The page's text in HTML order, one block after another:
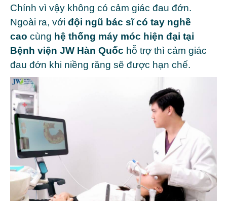
Chính vì vậy không có cảm giác đau đớn.
Ngoài ra, với đội ngũ bác sĩ có tay nghề
cao cùng hệ thống máy móc hiện đại tại
Bệnh viện JW Hàn Quốc hỗ trợ thì cảm giác
đau đớn khi niềng răng sẽ được hạn chế.